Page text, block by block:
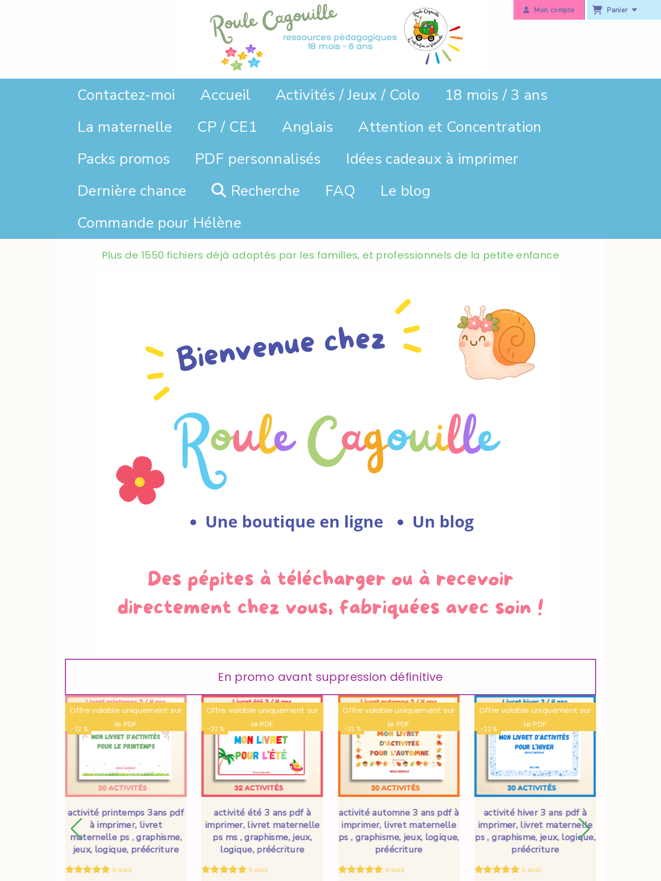
Mon compte Panier
Contactez-moi Accueil Activités / Jeux / Colo
18 mois / 3 ans
La maternelle
CP / CE1 Anglais
Attention et Concentration
Packs promos
PDF personnalisés
Idées cadeaux à imprimer
Dernière chance
Recherche FAQ
Le blog
Commande pour Hélène
Plus de 1550 fichiers déjà adoptés par les familles, et professionnels de la petite enfance
En promo avant suppression définitive
Offre valable uniquement sur
le PDF
-22 %
activité printemps 3ans pdf
à imprimer, livret
maternelle ps , graphisme,
jeux, logique, préécriture
0 avis
Offre valable uniquement sur
le PDF
-22 %
activité été 3 ans pdf à
imprimer, livret maternelle
ps ms , graphisme, jeux,
logique, préécriture
0 avis
Offre valable uniquement sur
le PDF
-22 %
activité automne 3 ans pdf à
imprimer, livret maternelle
ps , graphisme, jeux, logique,
préécriture
0 avis
Offre valable uniquement sur
le PDF
-22 %
activité hiver 3 ans pdf à
imprimer, livret maternelle
ps , graphisme, jeux, logique,
préécriture
0 avis